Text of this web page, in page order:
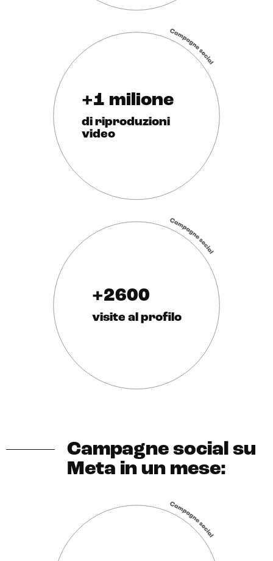
+1 milione
di riproduzioni
video
+2600
visite al profilo
Campagne social su
Meta in un mese: